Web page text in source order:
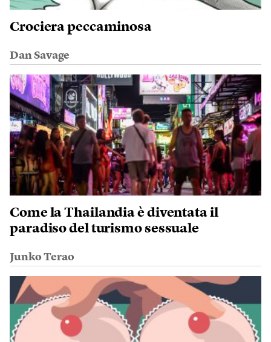
Crociera peccaminosa
Dan Savage
Come la Thailandia è diventata il
paradiso del turismo sessuale
Junko Terao